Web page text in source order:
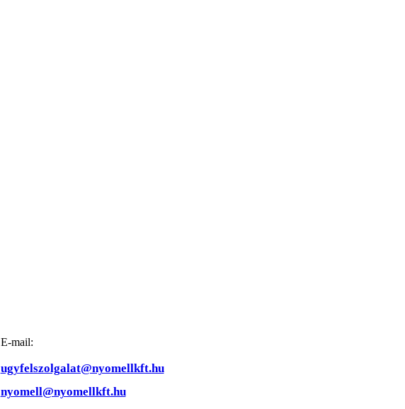
E-mail:
ugyfelszolgalat@nyomellkft.hu
nyomell@nyomellkft.hu